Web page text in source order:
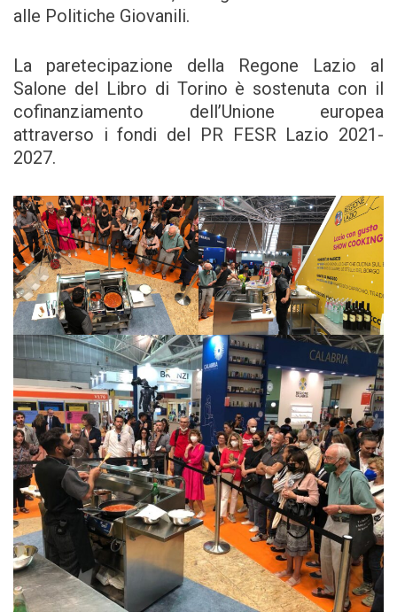
alle Politiche Giovanili.
La paretecipazione della Regone Lazio al
Salone del Libro di Torino è sostenuta con il
cofinanziamento dell’Unione europea
attraverso i fondi del PR FESR Lazio 2021-
2027.